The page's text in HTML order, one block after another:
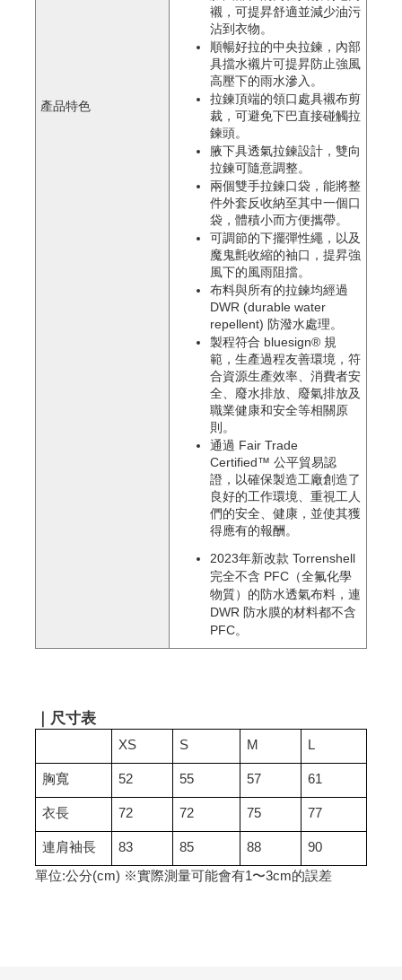
產品特色
襯，可提昇舒適並減少油污
沾到衣物。
順暢好拉的中央拉鍊，內部
具擋水襯片可提昇防止強風
高壓下的雨水滲入。
拉鍊頂端的領口處具襯布剪
裁，可避免下巴直接碰觸拉
鍊頭。
腋下具透氣拉鍊設計，雙向
拉鍊可隨意調整。
兩個雙手拉鍊口袋，能將整
件外套反收納至其中一個口
袋，體積小而方便攜帶。
可調節的下擺彈性繩，以及
魔鬼氈收縮的袖口，提昇強
風下的風雨阻擋。
布料與所有的拉鍊均經過
DWR (durable water
repellent) 防潑水處理。
製程符合 bluesign® 規
範，生產過程友善環境，符
合資源生產效率、消費者安
全、廢水排放、廢氣排放及
職業健康和安全等相關原
則。
通過 Fair Trade
Certified™ 公平貿易認
證，以確保製造工廠創造了
良好的工作環境、重視工人
們的安全、健康，並使其獲
得應有的報酬。
2023年新改款 Torrenshell
完全不含 PFC（全氟化學
物質）的防水透氣布料，連
DWR 防水膜的材料都不含
PFC。
｜尺寸表
XS S M L
胸寬 52 55 57 61
衣長 72 72 75 77
連肩袖長 83 85 88
90
單位:公分(cm) ※實際測量可能會有1〜3cm的誤差